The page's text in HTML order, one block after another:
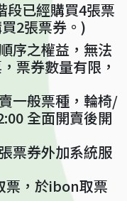
段已經購買4張票
2張票券。)
序之權益，無法
票券數量有限，
一般票種，輪椅/
全面開賣後開
票券外加系統服
票，於ibon取票